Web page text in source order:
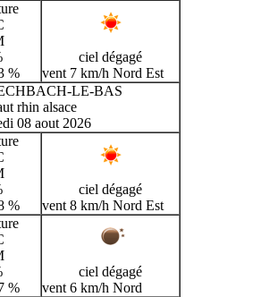
%
ciel dégagé
vent 7 km/h Nord Est
LE-BAS
rhin alsace
08 aout 2026
%
ciel dégagé
vent 8 km/h Nord Est
%
ciel dégagé
vent 6 km/h Nord